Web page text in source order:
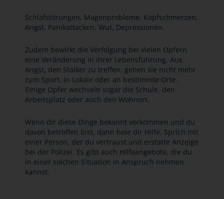
Schlafstörungen, Magenprobleme, Kopfschmerzen,
Angst, Panikattacken, Wut, Depressionen.
Zudem bewirkt die Verfolgung bei vielen Opfern
eine Veränderung in ihrer Lebensführung. Aus
Angst, den Stalker zu treffen, gehen sie nicht mehr
zum Sport, in Lokale oder an bestimmte Orte.
Einige Opfer wechseln sogar die Schule, den
Arbeitsplatz oder auch den Wohnort.
Wenn dir diese Dinge bekannt vorkommen und du
davon betroffen bist, dann hole dir Hilfe. Sprich mit
einer Person, der du vertraust und erstatte Anzeige
bei der Polizei. Es gibt auch Hilfeangebote, die du
in einer solchen Situation in Anspruch nehmen
kannst.